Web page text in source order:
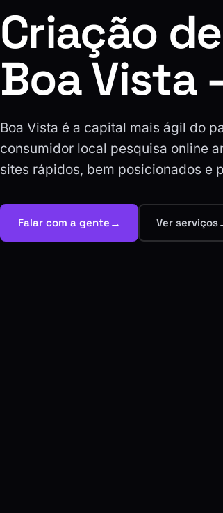
Criação
Boa Vista
Boa Vista é a capital mais ágil do
consumidor local pesquisa online
sites rápidos, bem posicionados e
Falar com a gente → Ver serviços